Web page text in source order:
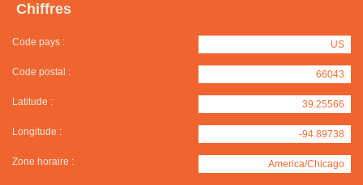
Chiffres
Code pays : US
Code postal : 66043
Latitude : 39.25566
Longitude : -94.89738
Zone horaire : America/Chicago